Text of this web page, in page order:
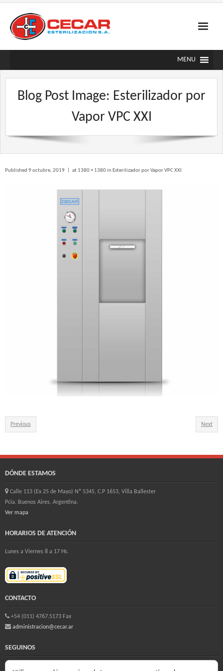
Skip
content
MENU
Blog Post Image: Esterilizador por
Vapor VPC XXI
Published 9 octubre, 2019 at 1380 × 1380in Esterilizador por Vapor VPC XXI
Previous Next
DÓNDE ESTAMOS
Calle 113 (Ex 25 de Mayo) Nº 5345, C.P 1653, Villa Ballester
Pcia. Buenos Aires, Argentina.
Ver mapa
HORARIOS DE ATENCIÓN
Lunes a Viernes 8 a 17 Hs.
CONTACTO
+54 (011) 4767.5173 Fax
administracion@cecar.ar
SEGUINOS
facebook whatsapp